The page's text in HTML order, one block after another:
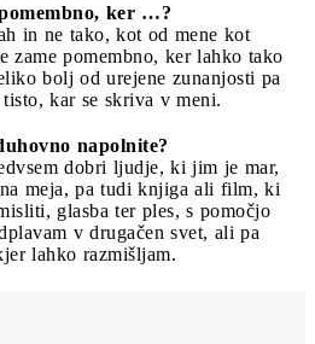
ker …?
in ne tako, kot od mene kot
zame pomembno, ker lahko tako
bolj od urejene zunanjosti pa
kar se skriva v meni.
napolnite?
dobri ljudje, ki jim je mar,
meja, pa tudi knjiga ali film, ki
glasba ter ples, s pomočjo
v drugačen svet, ali pa
lahko razmišljam.